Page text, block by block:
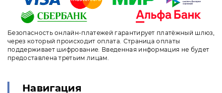
Безопасность онлайн-платежей гарантирует платёжный шлюз,
через который происходит оплата. Страница оплаты
поддерживает шифрование. Введенная информация не будет
предоставлена третьим лицам.
Навигация